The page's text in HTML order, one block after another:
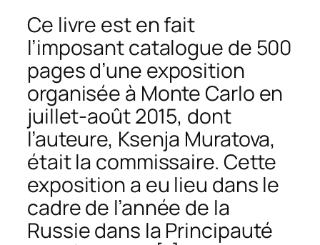
Ce livre est en fait
l’imposant catalogue de 500
pages d’une exposition
organisée à Monte Carlo en
juillet-août 2015, dont
l’auteure, Ksenja Muratova,
était la commissaire. Cette
exposition a eu lieu dans le
cadre de l’année de la
Russie dans la Principauté